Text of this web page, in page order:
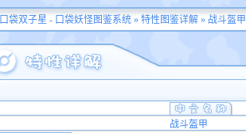
口袋双子星 - 口袋妖怪图鉴系统» 特性图鉴详解» 战斗盔甲
战斗盔甲